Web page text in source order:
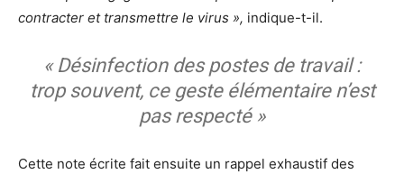
contracter et transmettre le virus », indique-t-il.
« Désinfection des postes de travail :
trop souvent, ce geste élémentaire n’est
pas respecté »
Cette note écrite fait ensuite un rappel exhaustif des